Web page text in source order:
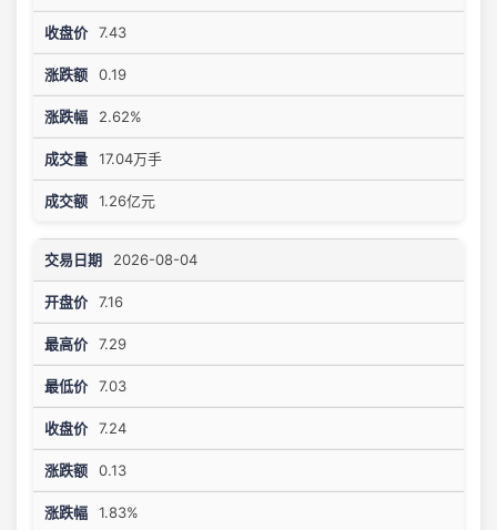
7.43
0.19
2.62%
17.04万手
1.26亿元
2026-08-04
7.16
7.29
7.03
7.24
0.13
1.83%